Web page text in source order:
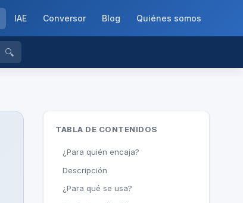
IAE Conversor Blog Quiénes somos
🔍
TABLA DE CONTENIDOS
¿Para quién encaja?
Descripción
¿Para qué se usa?